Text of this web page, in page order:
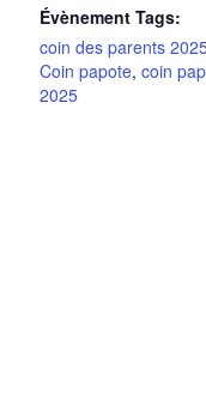
Évènement Tags:
coin des parents
Coin papote,coin
2025